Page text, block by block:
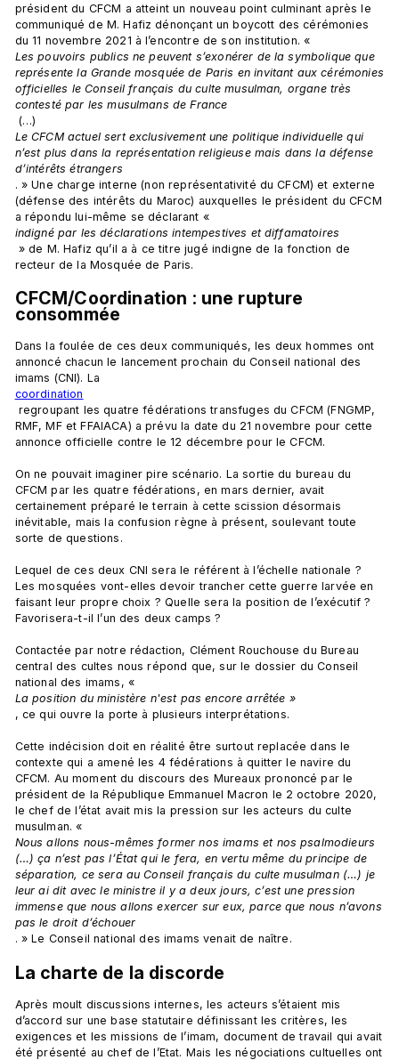
président du CFCM a atteint un nouveau point culminant après le
communiqué de M. Hafiz dénonçant un boycott des cérémonies
du 11 novembre 2021 à l’encontre de son institution. «
Les pouvoirs publics ne peuvent s’exonérer de la symbolique que
représente la Grande mosquée de Paris en invitant aux cérémonies
officielles le Conseil français du culte musulman, organe très
contesté par les musulmans de France
(…)
Le CFCM actuel sert exclusivement une politique individuelle qui
n’est plus dans la représentation religieuse mais dans la défense
d’intérêts étrangers
. » Une charge interne (non représentativité du CFCM) et externe
(défense des intérêts du Maroc) auxquelles le président du CFCM
a répondu lui-même se déclarant «
indigné par les déclarations intempestives et diffamatoires
CFCM/Coordination : une rupture
consommée
Dans la foulée de ces deux communiqués, les deux hommes ont
annoncé chacun le lancement prochain du Conseil national des
imams (CNI). La
coordination
RMF, MF et FFAIACA) a prévu la date du 21 novembre pour cette
annonce officielle contre le 12 décembre pour le CFCM.
On ne pouvait imaginer pire scénario. La sortie du bureau du
CFCM par les quatre fédérations, en mars dernier, avait
certainement préparé le terrain à cette scission désormais
inévitable, mais la confusion règne à présent, soulevant toute
sorte de questions.
Lequel de ces deux CNI sera le référent à l’échelle nationale ?
Les mosquées vont-elles devoir trancher cette guerre larvée en
faisant leur propre choix ? Quelle sera la position de l’exécutif ?
Favorisera-t-il l’un des deux camps ?
Contactée par notre rédaction, Clément Rouchouse du Bureau
central des cultes nous répond que, sur le dossier du Conseil
national des imams, «
La position du ministère n'est pas encore arrêtée »
, ce qui ouvre la porte à plusieurs interprétations.
Cette indécision doit en réalité être surtout replacée dans le
contexte qui a amené les 4 fédérations à quitter le navire du
CFCM. Au moment du discours des Mureaux prononcé par le
président de la République Emmanuel Macron le 2 octobre 2020,
le chef de l’état avait mis la pression sur les acteurs du culte
musulman. «
Nous allons nous-mêmes former nos imams et nos psalmodieurs
(…) ça n’est pas l’État qui le fera, en vertu même du principe de
séparation, ce sera au Conseil français du culte musulman (…) je
leur ai dit avec le ministre il y a deux jours, c’est une pression
immense que nous allons exercer sur eux, parce que nous n’avons
pas le droit d’échouer
La charte de la discorde
Après moult discussions internes, les acteurs s’étaient mis
d’accord sur une base statutaire définissant les critères, les
exigences et les missions de l’imam, document de travail qui avait
été présenté au chef de l’Etat. Mais les négociations cultuelles ont